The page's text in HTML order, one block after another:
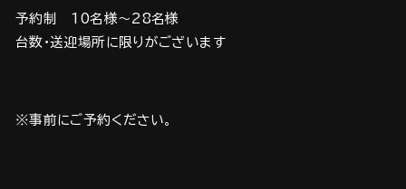
予約制 10名様～28名様
台数・送迎場所に限りがございます
※事前にご予約ください。